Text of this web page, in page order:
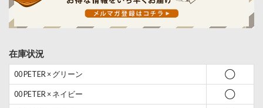
在庫状況
00 PETER × グリーン ◯
00 PETER × ネイビー ◯